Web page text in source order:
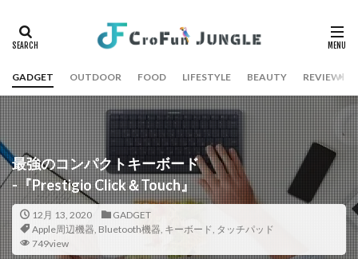
GADGET OUTDOOR FOOD LIFESTYLE BEAUTY REVIEW
最強のコンパクトキーボード
-『Prestigio Click＆Touch』
12月 13, 2020
GADGET
Apple周辺機器, Bluetooth機器, キーボード, タッチパッド
749view